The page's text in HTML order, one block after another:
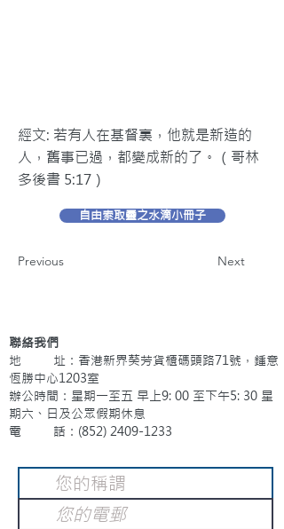
經文: 若有人在基督裏，他就是新造的
人，舊事已過，都變成新的了。（哥林
多後書 5:17）
自由索取靈之水滴小冊子
Previous Next
聯絡我們
地 址：香港新界葵芳貨櫃碼頭路71號，鍾意
恆勝中心1203室
辦公時間：星期一至五 早上9: 00 至下午5: 30 星
期六、日及公眾假期休息
電 話：(852) 2409-1233